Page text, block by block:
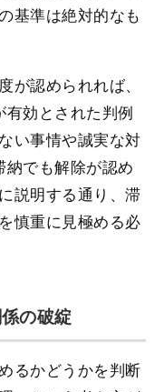
基準は絶対的なも
が認められれば、
効とされた判例
い事情や誠実な対
でも解除が認め
説明する通り、滞
慎重に見極める必
の破綻
るかどうかを判断